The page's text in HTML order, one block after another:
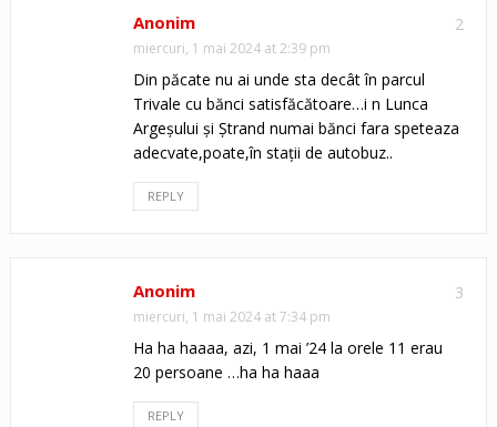
2
Anonim
miercuri, 1 mai 2024 at 2:39 pm
Din păcate nu ai unde sta decât în parcul
Trivale cu bănci satisfăcătoare…i n Lunca
Argeșului și Ștrand numai bănci fara speteaza
adecvate,poate,în stații de autobuz..
REPLY
3
Anonim
miercuri, 1 mai 2024 at 7:34 pm
Ha ha haaaa, azi, 1 mai ’24 la orele 11 erau
20 persoane …ha ha haaa
REPLY